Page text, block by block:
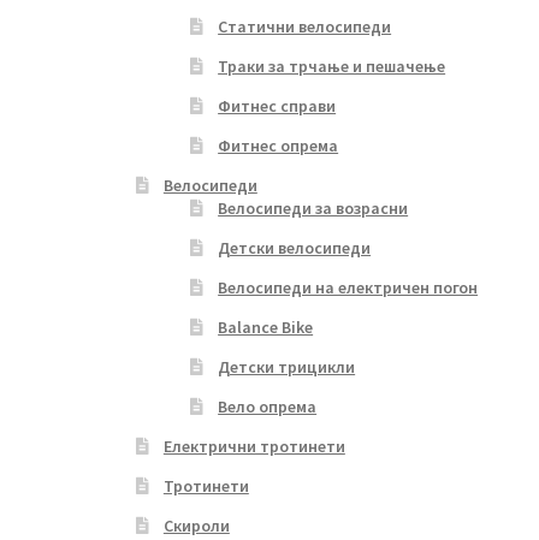
Статични велосипеди
Траки за трчање и пешачење
Фитнес справи
Фитнес опрема
Велосипеди
Велосипеди за возрасни
Детски велосипеди
Велосипеди на електричен погон
Balance Bike
Детски трицикли
Вело опрема
Електрични тротинети
Тротинети
Скироли